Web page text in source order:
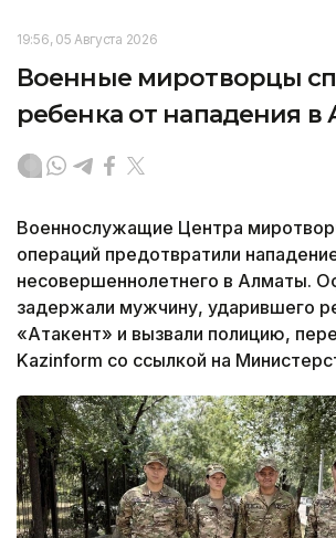
19:56, 05 Августа 2026
Военные миротворцы
ребенка от нападения в
Военнослужащие Центра
операций предотвратили
несовершеннолетнего в Алматы.
задержали мужчину, ударившего
«Атакент» и вызвали полицию,
Kazinform со ссылкой на